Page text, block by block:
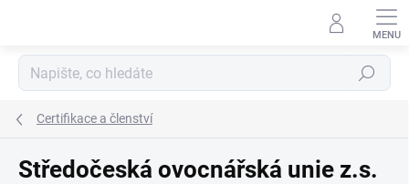
Hledat
Certifikace a členství
Středočeská ovocnářská unie z.s.